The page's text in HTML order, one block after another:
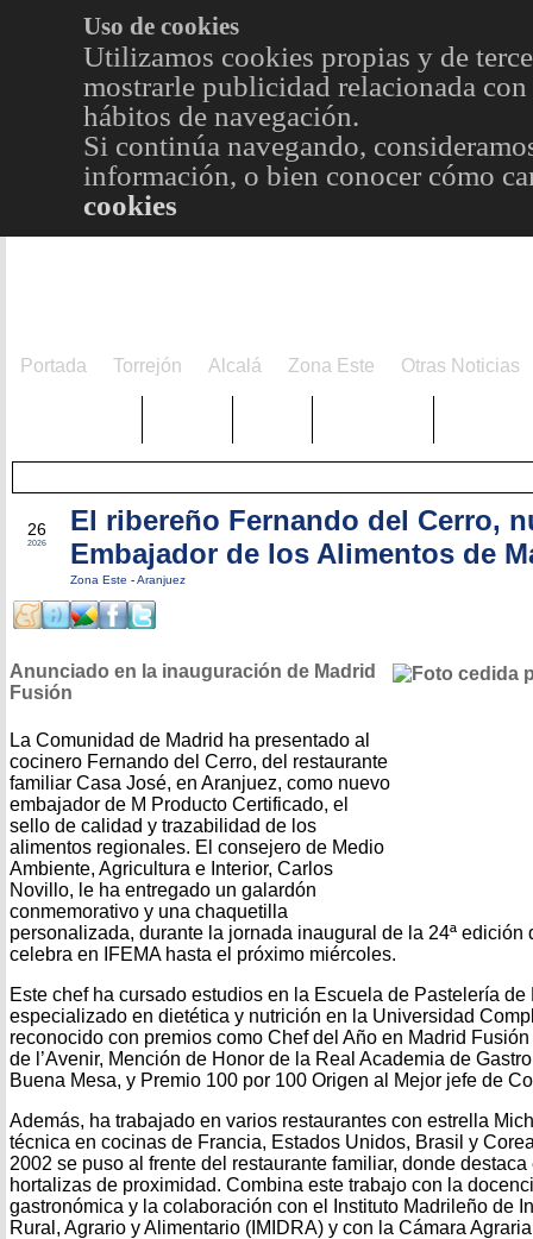
Uso de cookies
Utilizamos cookies propias y de
mostrarle publicidad relacionada
hábitos de navegación.
Si continúa navegando,
información, o bien conocer cómo
cookies
Portada Torrejón Alcalá Zona Este Otras Noticias
26
2026
El ribereño Fernando del Cerro,
Embajador de los Alimentos de
Zona Este -Aranjuez
Anunciado en la inauguración de Madrid
Fusión
La Comunidad de Madrid ha presentado al
cocinero Fernando del Cerro, del restaurante
familiar Casa José, en Aranjuez, como nuevo
embajador de M Producto Certificado, el
sello de calidad y trazabilidad de los
alimentos regionales. El consejero de Medio
Ambiente, Agricultura e Interior, Carlos
Novillo, le ha entregado un galardón
conmemorativo y una chaquetilla
personalizada, durante la jornada inaugural de la 24ª edición
celebra en IFEMA hasta el próximo miércoles.
Este chef ha cursado estudios en la Escuela de Pastelería de
especializado en dietética y nutrición en la Universidad
reconocido con premios como Chef del Año en Madrid
de l’Avenir, Mención de Honor de la Real Academia de
Buena Mesa, y Premio 100 por 100 Origen al Mejor jefe de
Además, ha trabajado en varios restaurantes con estrella
técnica en cocinas de Francia, Estados Unidos, Brasil y
2002 se puso al frente del restaurante familiar, donde
hortalizas de proximidad. Combina este trabajo con la
gastronómica y la colaboración con el Instituto Madrileño de
Rural, Agrario y Alimentario (IMIDRA) y con la Cámara